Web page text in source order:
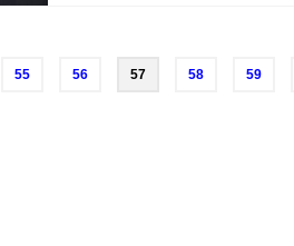
55 56 57 58 59